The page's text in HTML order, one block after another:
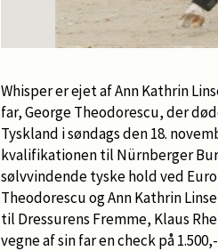
Whisper er ejet af Ann Kathrin
far, George Theodorescu, der
Tyskland i søndags den 18.
kvalifikationen til Nürnberger
sølvvindende tyske hold ved
Theodorescu og Ann Kathrin
til Dressurens Fremme, Klaus
vegne af sin far en check på